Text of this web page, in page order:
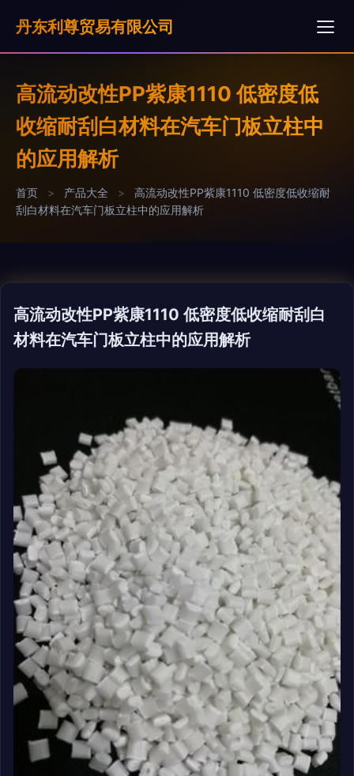
丹东利尊贸易有限公司
高流动改性PP紫康1110 低密度低
收缩耐刮白材料在汽车门板立柱中
的应用解析
首页 > 产品大全 >
高流动改性PP紫康1110 低密度低收缩耐
刮白材料在汽车门板立柱中的应用解析
高流动改性PP紫康1110 低密度低收缩耐刮白
材料在汽车门板立柱中的应用解析